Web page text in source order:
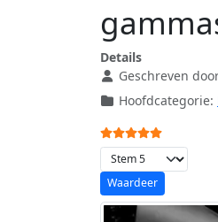
Details
Geschreven
Hoofdcategorie:
Voeg waardering toe